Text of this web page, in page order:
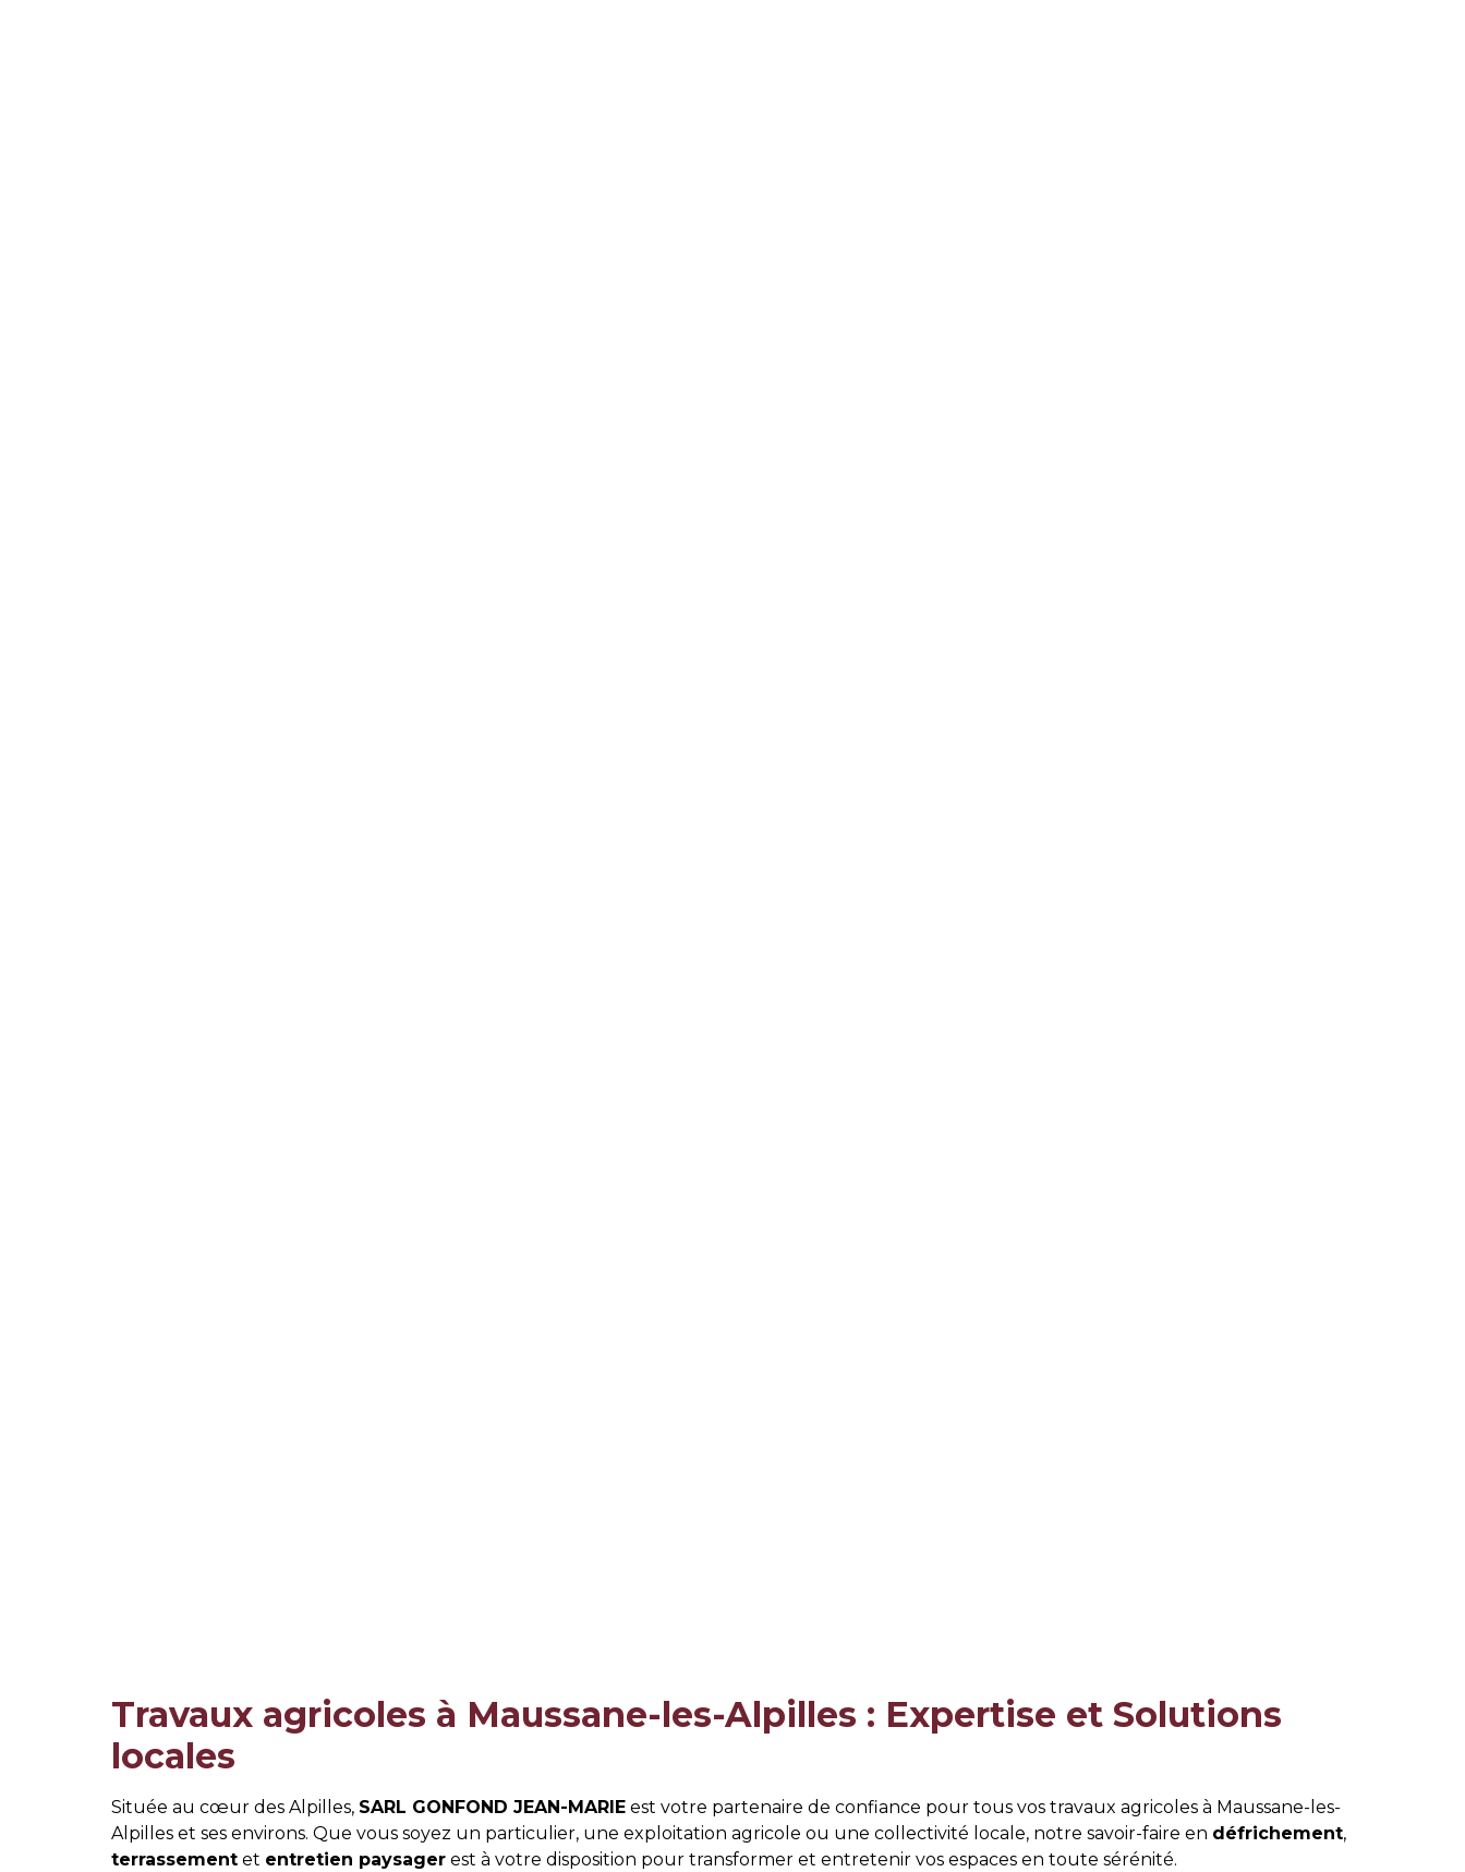
Travaux agricoles à Maussane-les-Alpilles : Expertise et Solutions
locales
Située au cœur des Alpilles, SARL GONFOND JEAN-MARIE est votre partenaire de confiance pour tous vos travaux agricoles à Maussane-les-
Alpilles et ses environs. Que vous soyez un particulier, une exploitation agricole ou une collectivité locale, notre savoir-faire en défrichement,
terrassement et entretien paysager est à votre disposition pour transformer et entretenir vos espaces en toute sérénité.